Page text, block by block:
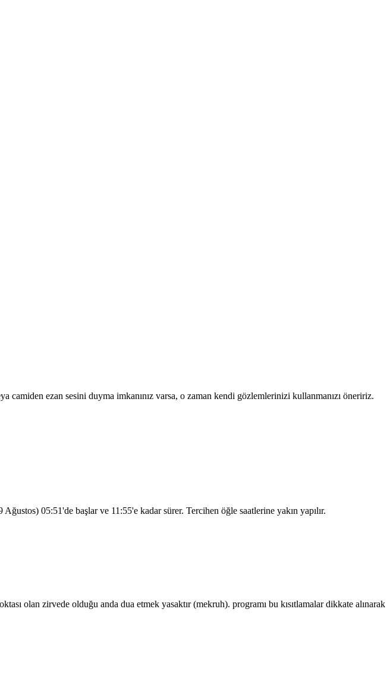
camiden ezan sesini duyma imkanınız varsa, o zaman kendi gözlemlerinizi kullanmanızı öneririz.
Ağustos) 05:51'de başlar ve 11:55'e kadar sürer. Tercihen öğle saatlerine yakın yapılır.
olan zirvede olduğu anda dua etmek yasaktır (mekruh). programı bu kısıtlamalar dikkate alınarak